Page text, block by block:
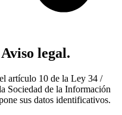
legal.
artículo 10 de la Ley 34 /
Sociedad de la Información
sus datos identificativos.